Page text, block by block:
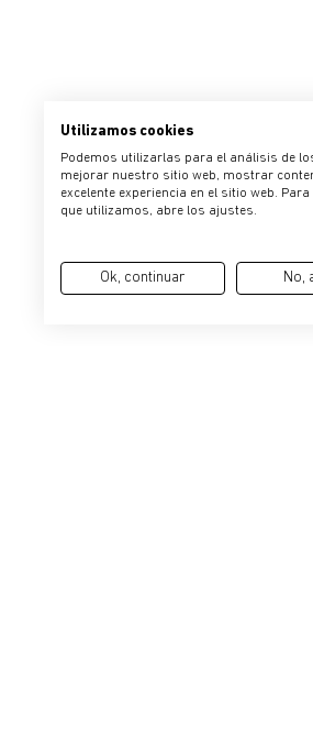
Utilizamos cookies
Podemos utilizarlas para el análisis de
mejorar nuestro sitio web, mostrar
excelente experiencia en el sitio web.
que utilizamos, abre los ajustes.
Ok, continuar No,